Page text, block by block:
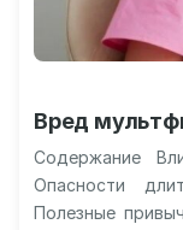
Вред
Содержание
Опасности
Полезные